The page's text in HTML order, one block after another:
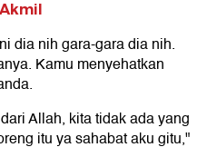
dia nih gara-gara dia nih.
Kamu menyehatkan
Allah, kita tidak ada yang
itu ya sahabat aku gitu,"